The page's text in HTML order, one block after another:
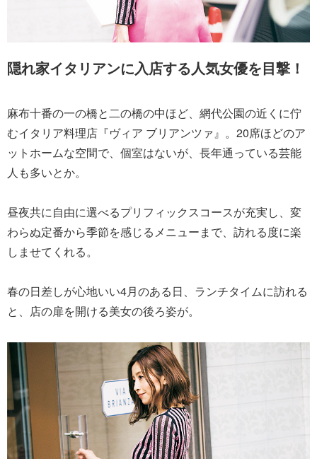
隠れ家イタリアンに入店する人気女優を目撃！
麻布十番の一の橋と二の橋の中ほど、網代公園の近くに佇
むイタリア料理店『ヴィア ブリアンツァ』。20席ほどのア
ットホームな空間で、個室はないが、長年通っている芸能
人も多いとか。
昼夜共に自由に選べるプリフィックスコースが充実し、変
わらぬ定番から季節を感じるメニューまで、訪れる度に楽
しませてくれる。
春の日差しが心地いい4月のある日、ランチタイムに訪れる
と、店の扉を開ける美女の後ろ姿が。